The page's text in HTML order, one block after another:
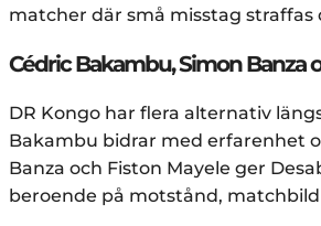
matcher där små misstag straffas
Cédric Bakambu, Simon Banza
DR Kongo har flera alternativ
Bakambu bidrar med erfarenhet
Banza och Fiston Mayele ger
beroende på motstånd,